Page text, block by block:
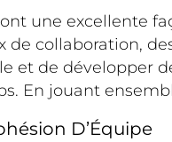
une excellente
de collaboration,
et de développer
En jouant
D’Équipe